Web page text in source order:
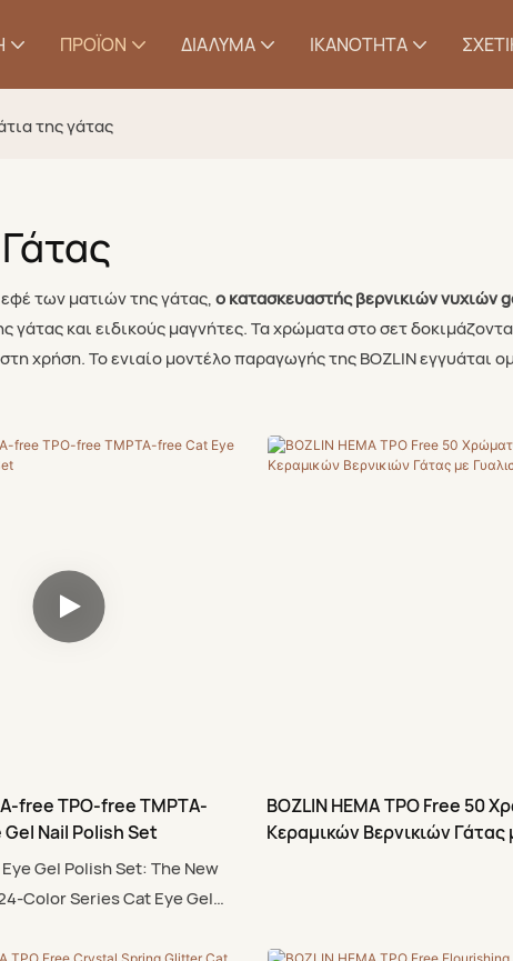
ΠΡΟΪΌΝ ΔΙΆΛΥΜΑ ΙΚΑΝΌΤΗΤΑ
της γάτας
των ματιών της γάτας,ο κατασκευαστής βερνικιών νυχιών
και ειδικούς μαγνήτες. Τα χρώματα στο σετ
χρήση. Το ενιαίο μοντέλο παραγωγής της BOZLIN
free TPO-free TMPTA-
Nail Polish Set
Gel Polish Set: The New
Color Series Cat Eye Gel
BOZLIN HEMA TPO Free 50
Κεραμικών Βερνικιών Γάτας